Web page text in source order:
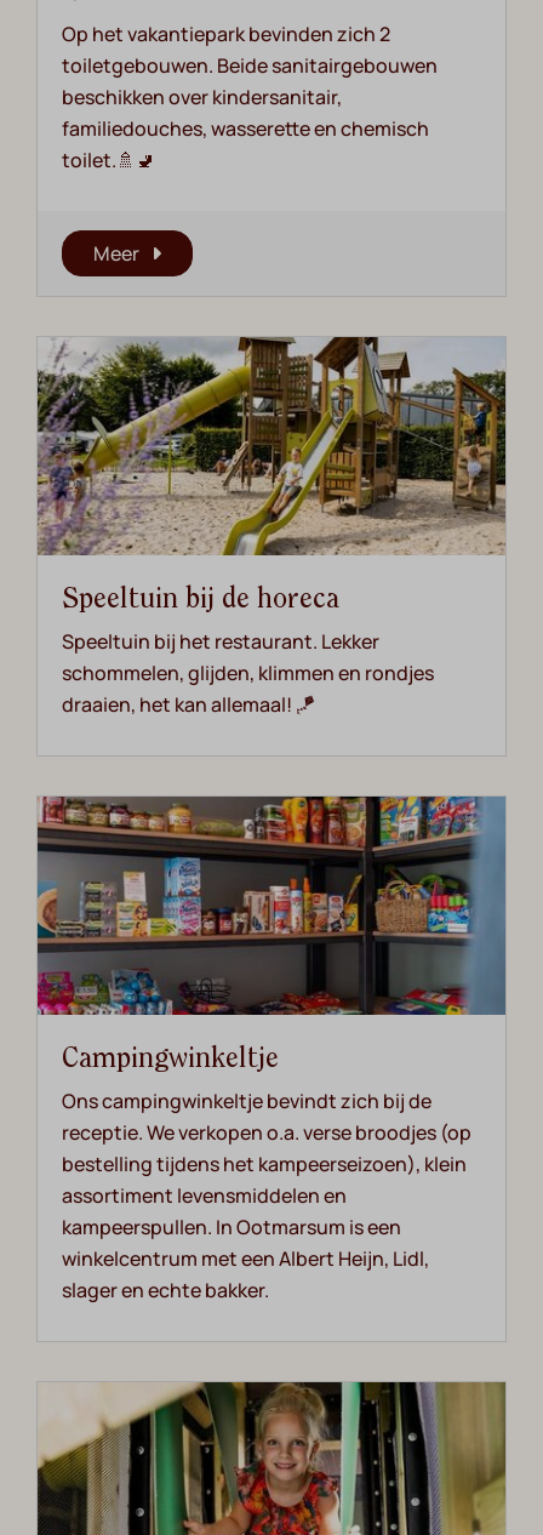
Op het vakantiepark bevinden zich 2
toiletgebouwen. Beide sanitairgebouwen
beschikken over kindersanitair,
familiedouches, wasserette en chemisch
toilet.🚿🚽
Meer
Speeltuin bij de horeca
Speeltuin bij het restaurant. Lekker
schommelen, glijden, klimmen en rondjes
draaien, het kan allemaal! 🪁
Campingwinkeltje
Ons campingwinkeltje bevindt zich bij de
receptie. We verkopen o.a. verse broodjes (op
bestelling tijdens het kampeerseizoen), klein
assortiment levensmiddelen en
kampeerspullen. In Ootmarsum is een
winkelcentrum met een Albert Heijn, Lidl,
slager en echte bakker.